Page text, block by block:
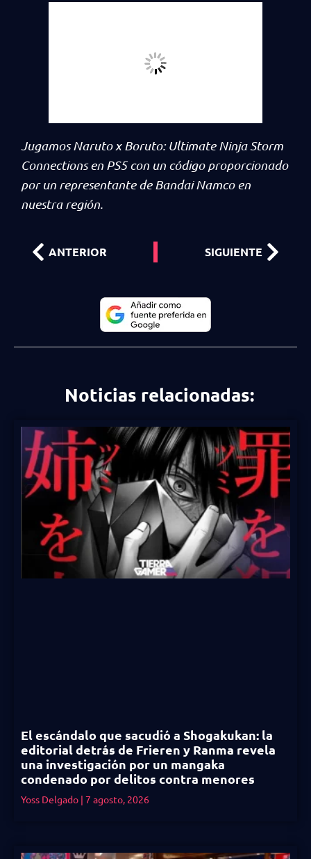
Jugamos Naruto x Boruto: Ultimate Ninja Storm
Connections en PS5 con un código proporcionado
por un representante de Bandai Namco en
nuestra región.
ANTERIOR SIGUIENTE
Noticias relacionadas:
El escándalo que sacudió a Shogakukan: la
editorial detrás de Frieren y Ranma revela
una investigación por un mangaka
condenado por delitos contra menores
Yoss Delgado 7 agosto, 2026